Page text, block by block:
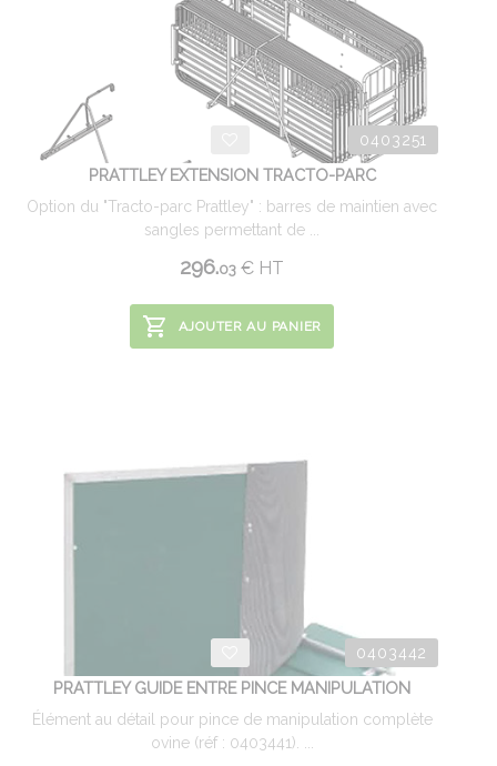
0403251
PRATTLEY EXTENSION TRACTO-PARC
Option du "Tracto-parc Prattley" : barres de maintien avec
sangles permettant de ...
296.03 € HT
AJOUTER AU PANIER
0403442
PRATTLEY GUIDE ENTRE PINCE MANIPULATION
Élément au détail pour pince de manipulation complète
ovine (réf : 0403441). ...